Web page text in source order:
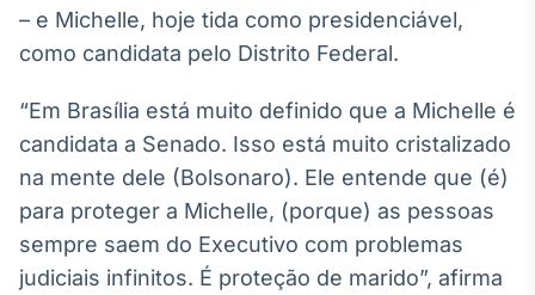
– e Michelle, hoje tida como presidenciável,
como candidata pelo Distrito Federal.
“Em Brasília está muito definido que a Michelle é
candidata a Senado. Isso está muito cristalizado
na mente dele (Bolsonaro). Ele entende que (é)
para proteger a Michelle, (porque) as pessoas
sempre saem do Executivo com problemas
judiciais infinitos. É proteção de marido”, afirma